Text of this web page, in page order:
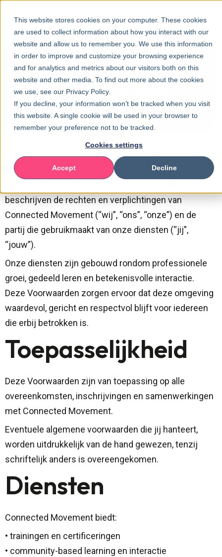
This website stores cookies on your computer. These cookies
are used to collect information about how you interact with our
website and allow us to remember you. We use this information
in order to improve and customize your browsing experience
and for analytics and metrics about our visitors both on this
website and other media. To find out more about the cookies
we use, see our Privacy Policy.
If you decline, your information won’t be tracked when you visit
this website. A single cookie will be used in your browser to
remember your preference not to be tracked.
Cookies settings
Accept Decline
Algemene
voorwaarden
Laatst bijgewerkt: [18-03-2026]
beschrijven de rechten en verplichtingen van
Connected Movement (“wij”, “ons”, “onze”) en de
partij die gebruikmaakt van onze diensten (“jij”,
“jouw”).
Onze diensten zijn gebouwd rondom professionele
groei, gedeeld leren en betekenisvolle interactie.
Deze Voorwaarden zorgen ervoor dat deze omgeving
waardevol, gericht en respectvol blijft voor iedereen
die erbij betrokken is.
Toepasselijkheid
Deze Voorwaarden zijn van toepassing op alle
overeenkomsten, inschrijvingen en samenwerkingen
met Connected Movement.
Eventuele algemene voorwaarden die jij hanteert,
worden uitdrukkelijk van de hand gewezen, tenzij
schriftelijk anders is overeengekomen.
Diensten
Connected Movement biedt:
• trainingen en certificeringen
• community-based learning en interactie